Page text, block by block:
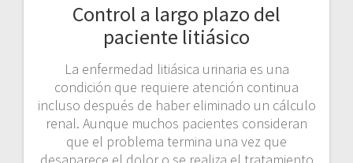
Control a largo plazo del
paciente litiásico
La enfermedad litiásica urinaria es una
condición que requiere atención continua
incluso después de haber eliminado un cálculo
renal. Aunque muchos pacientes consideran
que el problema termina una vez que